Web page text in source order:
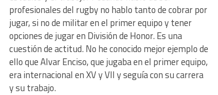
profesionales del rugby no hablo tanto de cobrar por
jugar, si no de militar en el primer equipo y tener
opciones de jugar en División de Honor. Es una
cuestión de actitud. No he conocido mejor ejemplo de
ello que Alvar Enciso, que jugaba en el primer equipo,
era internacional en XV y VII y seguía con su carrera
y su trabajo.